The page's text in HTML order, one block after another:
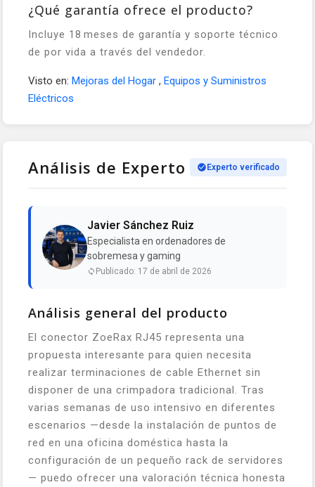
¿Qué garantía ofrece el producto?
Incluye 18 meses de garantía y soporte técnico
de por vida a través del vendedor.
Visto en: Mejoras del Hogar , Equipos y Suministros
Eléctricos
Análisis de Experto Experto verificado
Javier Sánchez Ruiz
Especialista en ordenadores de
sobremesa y gaming
Publicado: 17 de abril de 2026
Análisis general del producto
El conector ZoeRax RJ45 representa una
propuesta interesante para quien necesita
realizar terminaciones de cable Ethernet sin
disponer de una crimpadora tradicional. Tras
varias semanas de uso intensivo en diferentes
escenarios —desde la instalación de puntos de
red en una oficina doméstica hasta la
configuración de un pequeño rack de servidores
— puedo ofrecer una valoración técnica honesta